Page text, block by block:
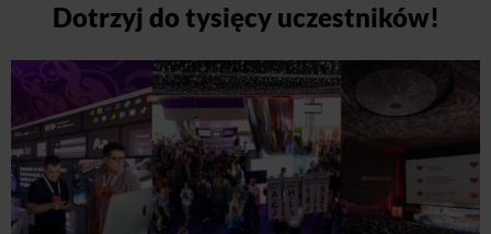
Dotrzyj do tysięcy uczestników!